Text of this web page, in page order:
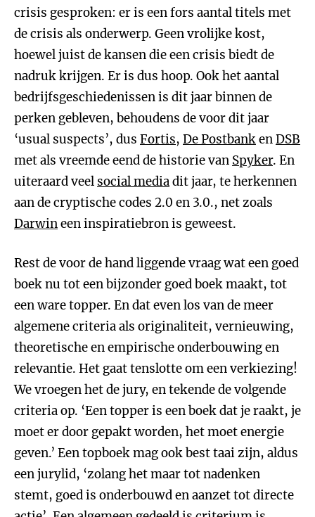
crisis gesproken: er is een fors aantal titels met
de crisis als onderwerp. Geen vrolijke kost,
hoewel juist de kansen die een crisis biedt de
nadruk krijgen. Er is dus hoop. Ook het aantal
bedrijfsgeschiedenissen is dit jaar binnen de
perken gebleven, behoudens de voor dit jaar
‘usual suspects’, dus Fortis, De PostbankenDSB
met als vreemde eend de historie van Spyker. En
uiteraard veel social mediadit jaar, te herkennen
aan de cryptische codes 2.0 en 3.0., net zoals
Darwineen inspiratiebron is geweest.
Rest de voor de hand liggende vraag wat een goed
boek nu tot een bijzonder goed boek maakt, tot
een ware topper. En dat even los van de meer
algemene criteria als originaliteit, vernieuwing,
theoretische en empirische onderbouwing en
relevantie. Het gaat tenslotte om een verkiezing!
We vroegen het de jury, en tekende de volgende
criteria op. ‘Een topper is een boek dat je raakt, je
moet er door gepakt worden, het moet energie
geven.’ Een topboek mag ook best taai zijn, aldus
een jurylid, ‘zolang het maar tot nadenken
stemt, goed is onderbouwd en aanzet tot directe